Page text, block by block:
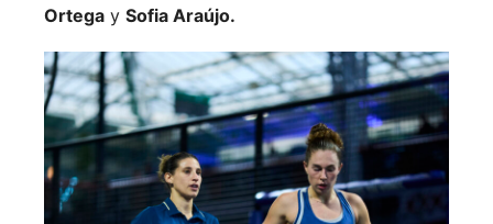
Ortega y Sofia Araújo.